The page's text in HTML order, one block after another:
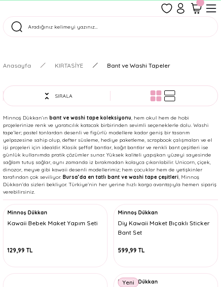
Tüm Siparişler Aynı Gün Kargoda!
Anasayfa KIRTASİYE Bant ve Washi Tapeler
SIRALA
Minnoş Dükkan’ın bant ve washi tape koleksiyonu, hem okul hem de hobi
projelerinize renk ve yaratıcılık katacak birbirinden sevimli seçeneklerle dolu. Washi
tape’ler; pastel tonlardan desenli ve figürlü modellere kadar geniş bir tasarım
yelpazesine sahip olup, defter süsleme, hediye paketleme, scrapbook çalışmaları ve el
işi projeleri için idealdir. Klasik şeffaf bantlar, kağıt bantlar ve renkli bant çeşitleri ise
günlük kullanımda pratik çözümler sunar. Yüksek kaliteli yapışkan yüzeyi sayesinde
sağlam tutuş sağlar, aynı zamanda iz bırakmadan kolayca çıkarılabilir. Unicorn, çiçek,
dinozor, meyve gibi kawaii desenli modellerimiz; hem çocuklar hem de yetişkinler
tarafından çok seviliyor. Bursa’da en tatlı bant ve washi tape çeşitleri, Minnoş
Dükkan’da sizleri bekliyor. Türkiye’nin her yerine hızlı kargo avantajıyla hemen sipariş
verebilirsiniz.
Minnoş Dükkan
Kawaii Bebek Maket Yapım Seti
129,99 TL
Minnoş Dükkan
Diy Kawaii Maket Bıçaklı Sticker
Bant Set
599,99 TL
Yeni
Minnoş Dükkan